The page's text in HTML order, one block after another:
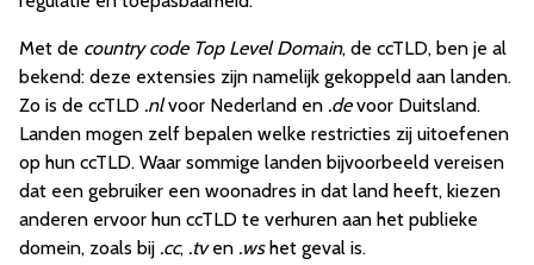
Met de country code Top Level Domain, de ccTLD, ben je al
bekend: deze extensies zijn namelijk gekoppeld aan landen.
Zo is de ccTLD .nlvoor Nederland en .devoor Duitsland.
Landen mogen zelf bepalen welke restricties zij uitoefenen
op hun ccTLD. Waar sommige landen bijvoorbeeld vereisen
dat een gebruiker een woonadres in dat land heeft, kiezen
anderen ervoor hun ccTLD te verhuren aan het publieke
domein, zoals bij .cc, .tven .wshet geval is.